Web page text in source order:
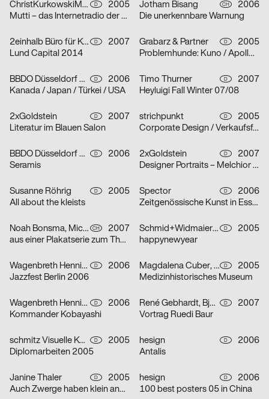
ChristKurkowskiMannsSchmidt D
2005
Mutti – das Internetradio der Kunsthochschule Berlin-Weißensee
Jotham Bisang CH
2006
Die unerkennbare Warnung
2einhalb Büro für Kommunikation, Camilla Ander, Anna Norberg D
2007
Lund Capital 2014
Grabarz & Partner D
2005
Problemhunde: Kuno / Apollo / Beverly
BBDO Düsseldorf GmbH D
2006
Kanada / Japan / Türkei / USA
Timo Thurner D
2007
Heyluigi Fall Winter 07/08
2xGoldstein D
2007
Literatur im Blauen Salon
strichpunkt D
2005
Corporate Design / Verkaufsförderung / Text
BBDO Düsseldorf GmbH D
2006
Seramis
2xGoldstein D
2007
Designer Portraits – Melchior Imboden
Susanne Röhrig D
2005
All about the kleists
Spector D
2006
Zeitgenössische Kunst in Essen
Noah Bonsma, Michael Flückiger, Sabrina Tiller CH
2007
aus einer Plakatserie zum Thema Integration
Schmid+Widmaier Design D
2005
happynewyear
Wagenbreth Henning D
2006
Jazzfest Berlin 2006
Magdalena Cuber, Manuel Rigel D
2005
Medizinhistorisches Museum
Wagenbreth Henning D
2006
Kommander Kobayashi
René Gebhardt, Björn Kernspeckt, Sebastian Locke D
2007
Vortrag Ruedi Baur
schmitz Visuelle Kommunikation D
2005
Diplomarbeiten 2005
hesign D
2006
Antalis
Janine Thaler D
2005
Auch Zwerge haben klein angefangen
hesign D
2006
100 best posters 05 in China